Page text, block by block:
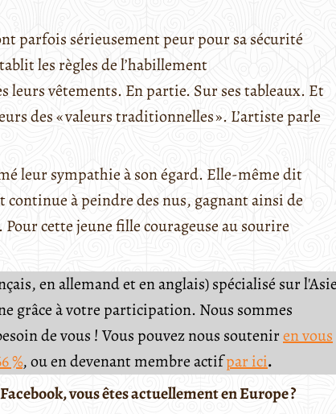
parfois sérieusement peur pour sa sécurité
les règles de l’habillement
vêtements. En partie. Sur ses tableaux. Et
des « valeurs traditionnelles ». L’artiste parle
leur sympathie à son égard. Elle-même dit
continue à peindre des nus, gagnant ainsi de
cette jeune fille courageuse au sourire
en allemand et en anglais) spécialisé sur l'Asie
grâce à votre participation. Nous sommes
de vous ! Vous pouvez nous souteniren vous
%, ou en devenant membre actifpar ici.
vous êtes actuellement en Europe ?